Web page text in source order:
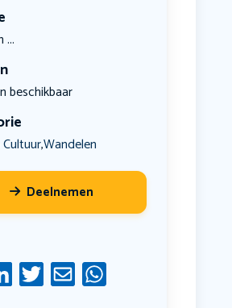
...
beschikbaar
,Wandelen
Deelnemen